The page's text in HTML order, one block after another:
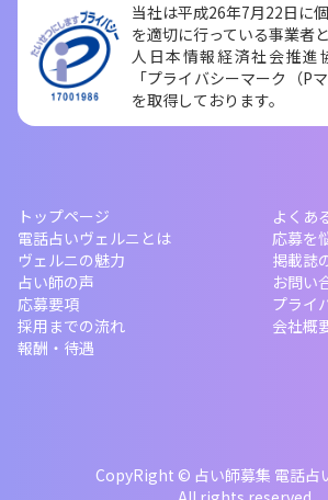
当社は平成26年7月22日に
を適切に行っている事業者
人日本情報経済社会推進
「プライバシーマーク（P
を取得しております。
トップページ
電話占いヴェルニとは
ヴェルニの魅力
占い師の声
応募要項
採用までの流れ
報酬・待遇
よくあ
応募を
掲載誌
お問い
プライ
会社概
CopyRight © 占い師募集 電話占